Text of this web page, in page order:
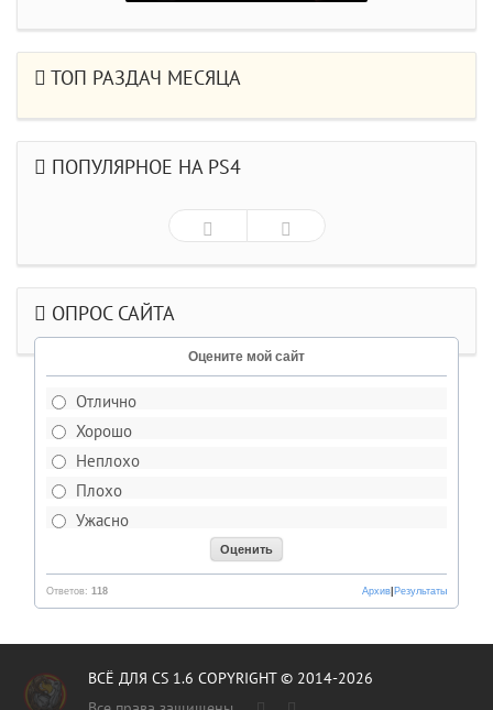
ТОП РАЗДАЧ МЕСЯЦА
ПОПУЛЯРНОЕ НА PS4
ОПРОС САЙТА
Оцените мой сайт
Отлично
Хорошо
Неплохо
Плохо
Ужасно
Ответов: 118 Результаты
Архив
ВСЁ ДЛЯ CS 1.6 COPYRIGHT © 2014-2026